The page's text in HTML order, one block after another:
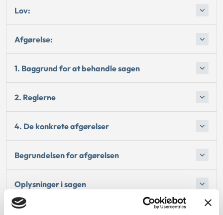
Lov:
Afgørelse:
1. Baggrund for at behandle sagen
2. Reglerne
4. De konkrete afgørelser
Begrundelsen for afgørelsen
Oplysninger i sagen